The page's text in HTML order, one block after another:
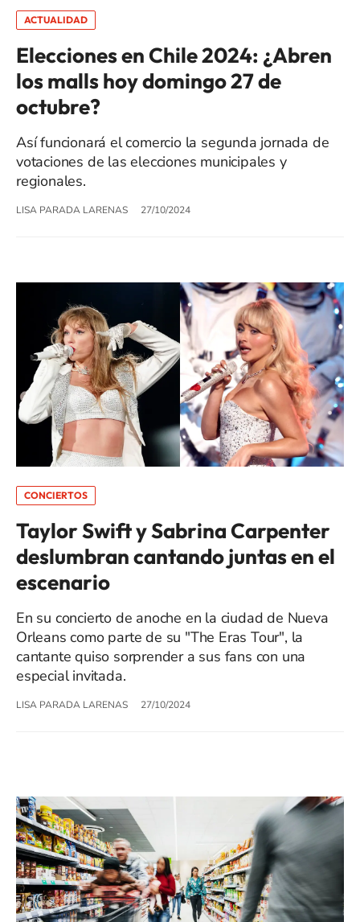
ACTUALIDAD
Elecciones en Chile 2024: ¿Abren
los malls hoy domingo 27 de
octubre?
Así funcionará el comercio la segunda jornada de
votaciones de las elecciones municipales y
regionales.
LISA PARADA LARENAS 27/10/2024
CONCIERTOS
Taylor Swift y Sabrina Carpenter
deslumbran cantando juntas en el
escenario
En su concierto de anoche en la ciudad de Nueva
Orleans como parte de su "The Eras Tour", la
cantante quiso sorprender a sus fans con una
especial invitada.
LISA PARADA LARENAS 27/10/2024